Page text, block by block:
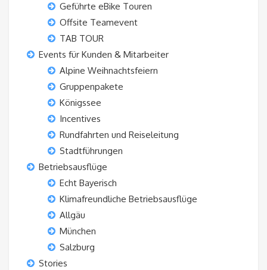
Geführte eBike Touren
Offsite Teamevent
TAB TOUR
Events für Kunden & Mitarbeiter
Alpine Weihnachtsfeiern
Gruppenpakete
Königssee
Incentives
Rundfahrten und Reiseleitung
Stadtführungen
Betriebsausflüge
Echt Bayerisch
Klimafreundliche Betriebsausflüge
Allgäu
München
Salzburg
Stories